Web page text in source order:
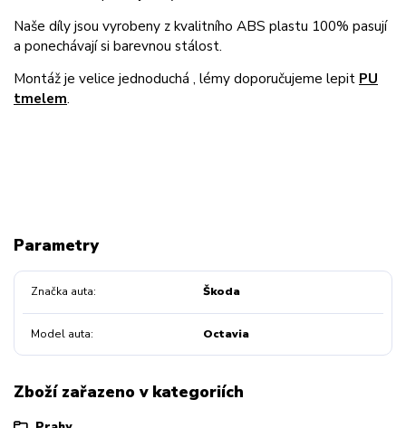
Naše díly jsou vyrobeny z kvalitního ABS plastu 100% pasují
a ponechávají si barevnou stálost.
Montáž je velice jednoduchá , lémy doporučujeme lepit PU
tmelem.
Parametry
Značka auta Škoda
Model auta Octavia
Zboží zařazeno v kategoriích